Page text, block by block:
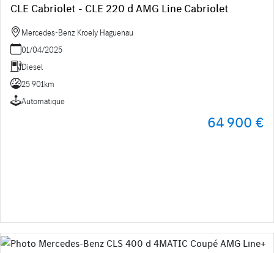
CLE Cabriolet - CLE 220 d AMG Line Cabriolet
Mercedes-Benz Kroely Haguenau
01/04/2025
Diesel
25 901km
Automatique
64 900 €